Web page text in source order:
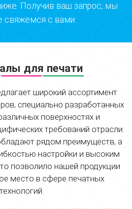
Получив ваш запрос, мы
свяжемся с вами.
для печати
широкий ассортимент
специально разработанных
поверхностях и
требований отрасли.
рядом преимуществ, а
настройки и высоким
позволило нашей продукции
место в сфере печатных
технологий.